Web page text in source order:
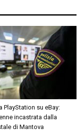
PlayStation su eBay:
incastrata dalla
di Mantova